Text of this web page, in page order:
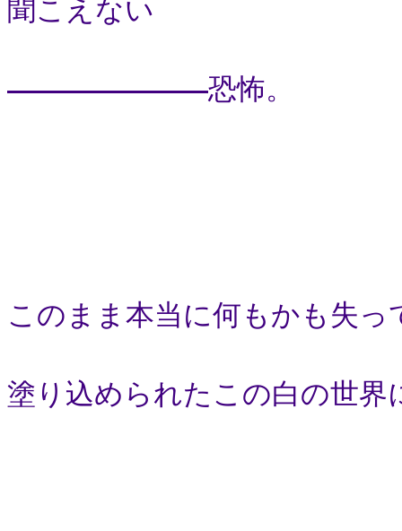
聞こえない
恐怖。
このまま本当に何もかも失っ
塗り込められたこの白の世